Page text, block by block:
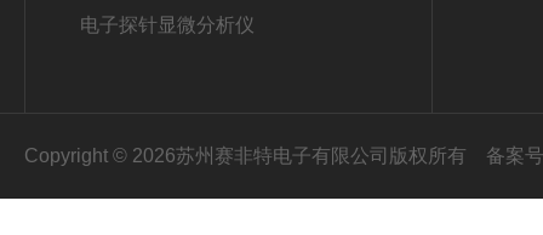
电子探针显微分析仪
Copyright © 2026苏州赛非特电子有限公司版权所有 备案